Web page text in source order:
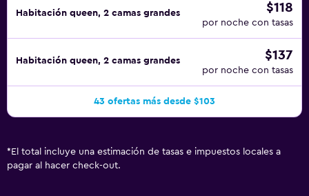
Habitación queen, 2 camas grandes $118
por noche con tasas
Habitación queen, 2 camas grandes $137
por noche con tasas
43 ofertas más desde $103
* El total incluye una estimación de tasas e impuestos locales a
pagar al hacer check-out.